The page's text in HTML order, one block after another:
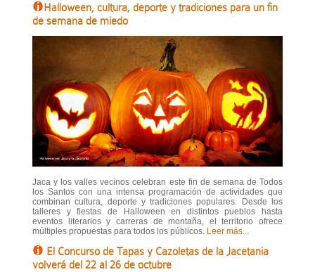
Halloween, cultura, deporte y tradiciones para un fin
de semana de miedo
Jaca y los valles vecinos celebran este fin de semana de Todos
los Santos con una intensa programación de actividades que
combinan cultura, deporte y tradiciones populares. Desde los
talleres y fiestas de Halloween en distintos pueblos hasta
eventos literarios y carreras de montaña, el territorio ofrece
múltiples propuestas para todos los públicos. Leer más...
El Concurso de Tapas y Cazoletas de la Jacetania
volverá del 22 al 26 de octubre